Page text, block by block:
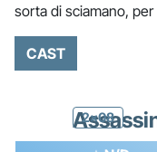
sorta di sciamano,
CAST
2x08